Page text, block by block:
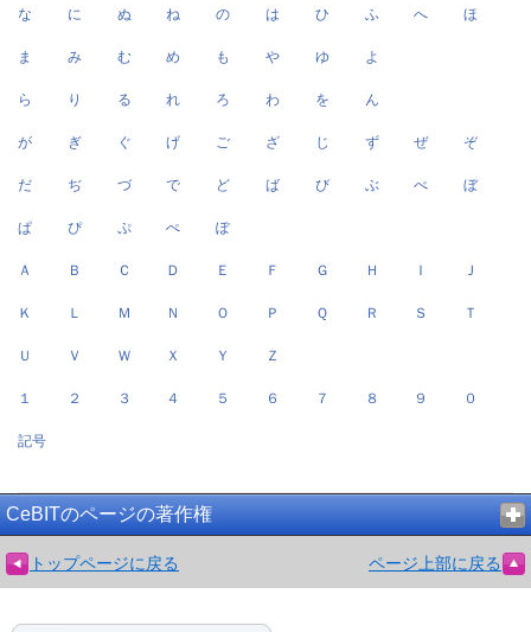
な に ぬ ね の は ひ ふ へ ほ
ま み む め も や ゆ よ
ら り る れ ろ わ を ん
が ぎ ぐ げ ご ざ じ ず ぜ ぞ
だ ぢ づ で ど ば び ぶ べ ぼ
ぱ ぴ ぷ ぺ ぽ
Ａ Ｂ Ｃ Ｄ Ｅ Ｆ Ｇ Ｈ Ｉ Ｊ
Ｋ Ｌ Ｍ Ｎ Ｏ Ｐ Ｑ Ｒ Ｓ Ｔ
Ｕ Ｖ Ｗ Ｘ Ｙ Ｚ
１ ２ ３ ４ ５ ６ ７ ８ ９ ０
記号
CeBITのページの著作権
トップページに戻る ページ上部に戻る